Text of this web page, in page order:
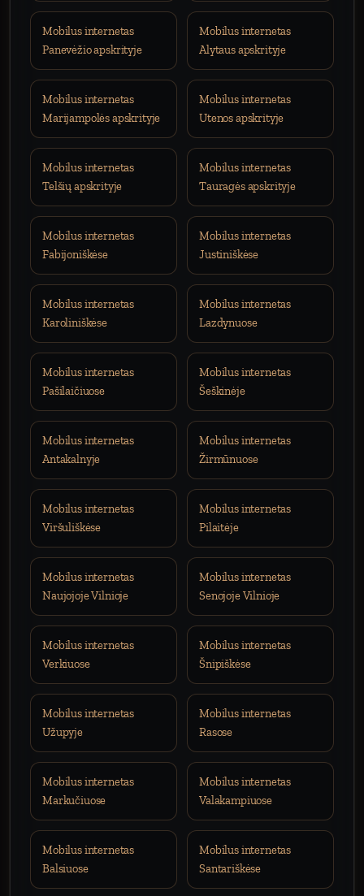
Mobilus internetas
Panevėžio apskrityje
Mobilus internetas
Alytaus apskrityje
Mobilus internetas
Marijampolės apskrityje
Mobilus internetas
Utenos apskrityje
Mobilus internetas
Telšių apskrityje
Mobilus internetas
Tauragės apskrityje
Mobilus internetas
Fabijoniškėse
Mobilus internetas
Justiniškėse
Mobilus internetas
Karoliniškėse
Mobilus internetas
Lazdynuose
Mobilus internetas
Pašilaičiuose
Mobilus internetas
Šeškinėje
Mobilus internetas
Antakalnyje
Mobilus internetas
Žirmūnuose
Mobilus internetas
Viršuliškėse
Mobilus internetas
Pilaitėje
Mobilus internetas
Naujojoje Vilnioje
Mobilus internetas
Senojoje Vilnioje
Mobilus internetas
Verkiuose
Mobilus internetas
Šnipiškėse
Mobilus internetas
Užupyje
Mobilus internetas
Rasose
Mobilus internetas
Markučiuose
Mobilus internetas
Valakampiuose
Mobilus internetas
Balsiuose
Mobilus internetas
Santariškėse